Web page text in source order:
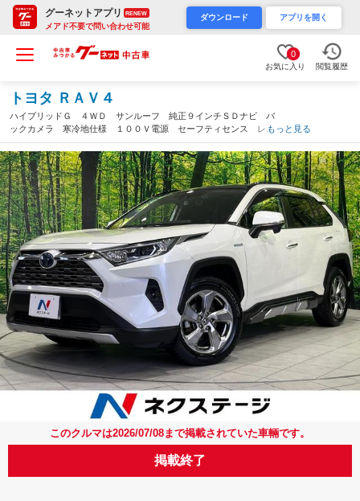
グーネットアプリ RENEW
メアド不要で問い合わせ可能
ダウンロード アプリを開く
0
お気に入り 閲覧履歴
トヨタ ＲＡＶ４
ハイブリッドＧ ４ＷＤ サンルーフ 純正９インチＳＤナビ バ
ックカメラ 寒冷地仕様 １００Ｖ電源 セーフティセンス レー
ダークルーズ 禁煙 シートヒーター パワーシート コーナーセ
ンサー ＬＥＤヘッド ＥＴＣ（岩手県）
もっと見る
このクルマは2026/07/08まで掲載されていた車輛です。
掲載終了